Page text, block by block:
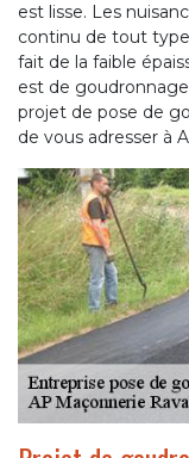
est lisse. Les
continu de tout
fait de la faible
est de
projet de pose de
de vous adresser à